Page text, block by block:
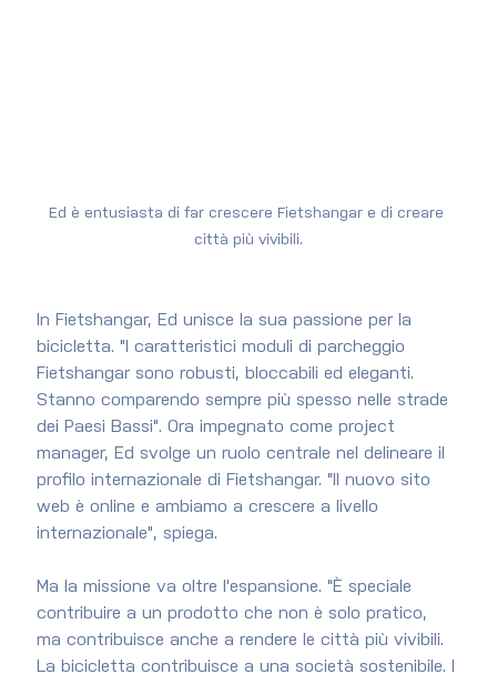
Ed è entusiasta di far crescere Fietshangar e di creare
città più vivibili.
In Fietshangar, Ed unisce la sua passione per la
bicicletta. "I caratteristici moduli di parcheggio
Fietshangar sono robusti, bloccabili ed eleganti.
Stanno comparendo sempre più spesso nelle strade
dei Paesi Bassi". Ora impegnato come project
manager, Ed svolge un ruolo centrale nel delineare il
profilo internazionale di Fietshangar. "Il nuovo sito
web è online e ambiamo a crescere a livello
internazionale", spiega.
Ma la missione va oltre l'espansione. "È speciale
contribuire a un prodotto che non è solo pratico,
ma contribuisce anche a rendere le città più vivibili.
La bicicletta contribuisce a una società sostenibile. I